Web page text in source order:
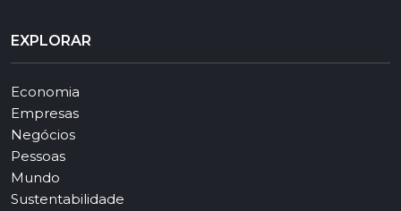
EXPLORAR
Economia
Empresas
Negócios
Pessoas
Mundo
Sustentabilidade